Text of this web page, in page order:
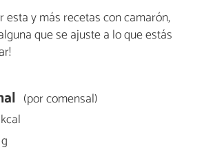
esta y más recetas con camarón,
que se ajuste a lo que estás
(por comensal)